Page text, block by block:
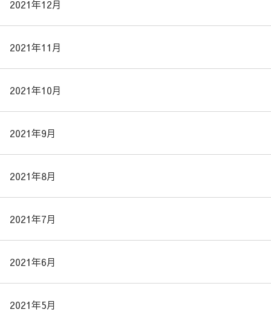
2021年12月
2021年11月
2021年10月
2021年9月
2021年8月
2021年7月
2021年6月
2021年5月